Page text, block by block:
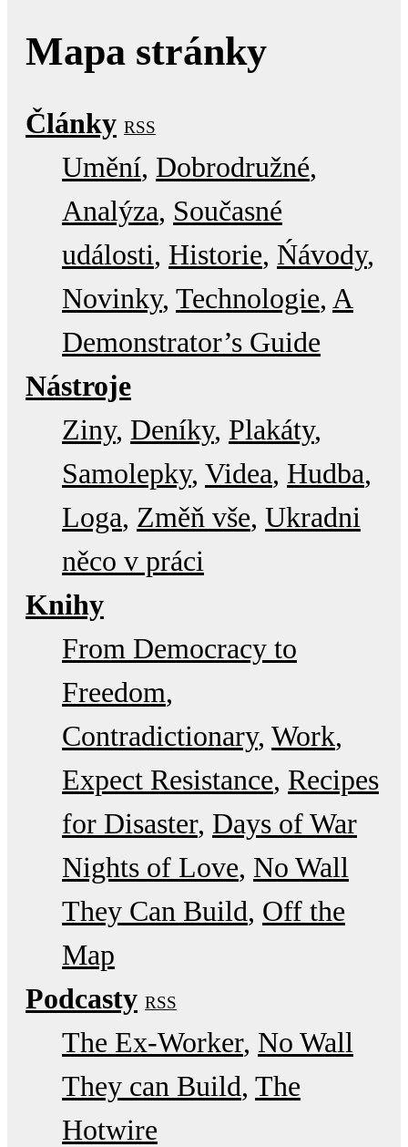
Mapa stránky
Články RSS
Umění Dobrodružné
Analýza Současné
události Historie Ńávody
Novinky Technologie A
Demonstrator’s Guide
Nástroje
Ziny Deníky Plakáty
Samolepky Videa Hudba
Loga Změň vše Ukradni
něco v práci
Knihy
From Democracy to
Freedom
Contradictionary Work
Expect Resistance Recipes
for Disaster Days of War
Nights of Love No Wall
They Can Build Off the
Map
Podcasty RSS
The Ex-Worker No Wall
They can Build The
Hotwire